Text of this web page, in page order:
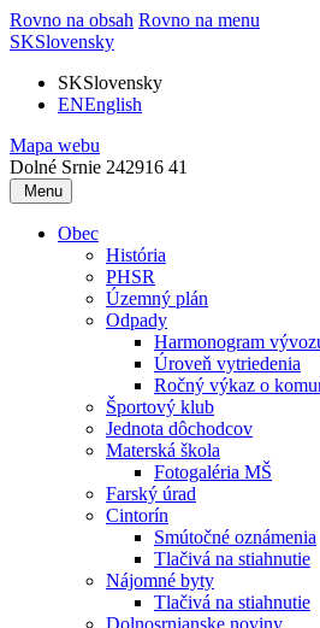
Rovno na obsah Rovno na menu
SKSlovensky
SKSlovensky
ENEnglish
Mapa webu
Dolné Srnie 242916 41
Menu
Obec
História
PHSR
Územný plán
Odpady
Harmonogram
Úroveň vytriedenia
Ročný výkaz o
Športový klub
Jednota dôchodcov
Materská škola
Fotogaléria MŠ
Farský úrad
Cintorín
Smútočné oznámenia
Tlačivá na stiahnutie
Nájomné byty
Tlačivá na stiahnutie
Dolnosrnianske noviny